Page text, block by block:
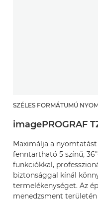
SZÉLES FORMÁTUMÚ
imagePROGRAF
Maximálja a
fenntartható 5 színű,
funkciókkal,
biztonsággal kínál
termelékenységet. Az
menedzsment